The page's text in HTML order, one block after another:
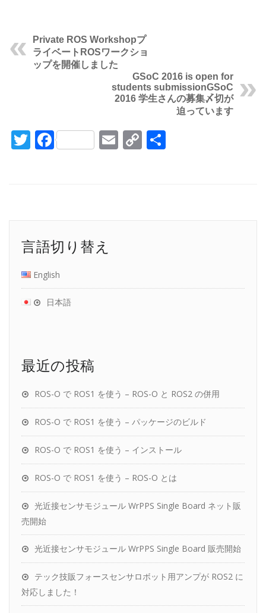
Private ROS Workshopプ
ライベートROSワークショ
ップを開催しました
GSoC 2016 is open for
students submissionGSoC
2016 学生さんの募集〆切が
迫っています
Twitter
FacebookEmail
Copy
言語切り替え
English
日本語
最近の投稿
ROS-O で ROS1 を使う – ROS-O と ROS2 の併用
ROS-O で ROS1 を使う – パッケージのビルド
ROS-O で ROS1 を使う – インストール
ROS-O で ROS1 を使う – ROS-O とは
光近接センサモジュール WrPPS Single Board ネット販
売開始
光近接センサモジュール WrPPS Single Board 販売開始
テック技販フォースセンサロボット用アンプが ROS2 に
対応しました！